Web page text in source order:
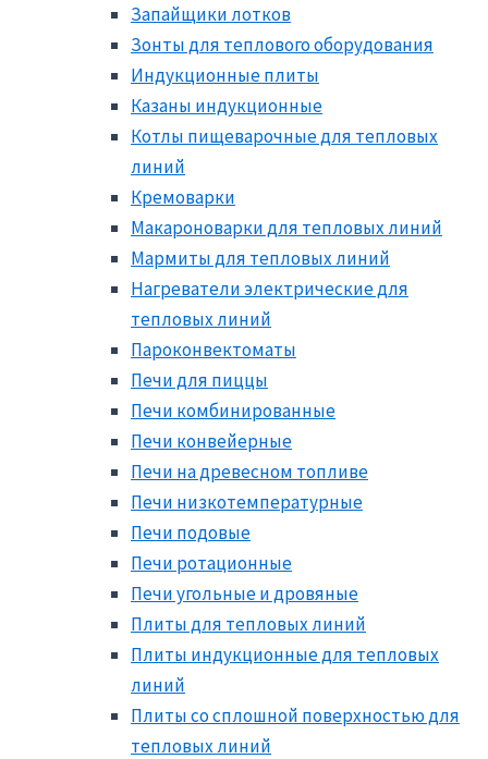
Запайщики лотков
Зонты для теплового оборудования
Индукционные плиты
Казаны индукционные
Котлы пищеварочные для тепловых
линий
Кремоварки
Макароноварки для тепловых линий
Мармиты для тепловых линий
Нагреватели электрические для
тепловых линий
Пароконвектоматы
Печи для пиццы
Печи комбинированные
Печи конвейерные
Печи на древесном топливе
Печи низкотемпературные
Печи подовые
Печи ротационные
Печи угольные и дровяные
Плиты для тепловых линий
Плиты индукционные для тепловых
линий
Плиты со сплошной поверхностью для
тепловых линий